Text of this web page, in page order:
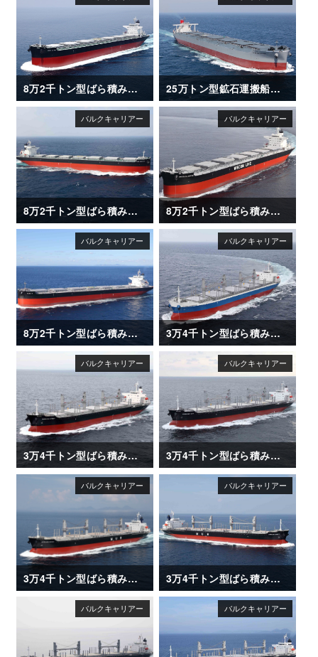
8万2千トン型ばら積み運搬船「XING LE HAI」 25万トン型鉱石運搬船「CAPE HAYATOMO」
8万2千トン型ばら積み運搬船「XING HUAN HAI」 8万2千トン型ばら積み運搬船「SAKIZAYA JUSTICE」
8万2千トン型ばら積み運搬船「OLGA V」 3万4千トン型ばら積み運搬船「ANDREA ENTERPRISE」
3万4千トン型ばら積み運搬船「NARUTO STRAIT」 3万4千トン型ばら積み運搬船「NANAIMO BAY」
3万4千トン型ばら積み運搬船「AFRICAN HERON」 3万4千トン型ばら積み運搬船「AFRICAN EGRET」